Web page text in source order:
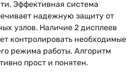
Эффективная система
надежную защиту от
узлов. Наличие 2 дисплеев
контролировать необходимые
режима работы. Алгоритм
прост и понятен.